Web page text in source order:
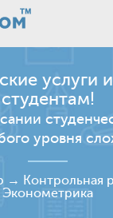
услуги
студентам!
уровня
→ Контрольная
Эконометрика